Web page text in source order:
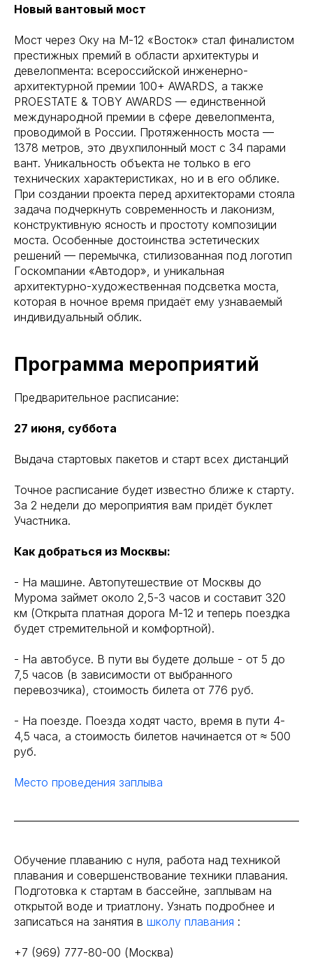
Новый вантовый мост
Мост через Оку на М-12 «Восток» стал финалистом
престижных премий в области архитектуры и
девелопмента: всероссийской инженерно-
архитектурной премии 100+ AWARDS, а также
PROESTATE & TOBY AWARDS — единственной
международной премии в сфере девелопмента,
проводимой в России. Протяженность моста —
1378 метров, это двухпилонный мост с 34 парами
вант. Уникальность объекта не только в его
технических характеристиках, но и в его облике.
При создании проекта перед архитекторами стояла
задача подчеркнуть современность и лаконизм,
конструктивную ясность и простоту композиции
моста. Особенные достоинства эстетических
решений — перемычка, стилизованная под логотип
Госкомпании «Автодор», и уникальная
архитектурно-художественная подсветка моста,
которая в ночное время придаёт ему узнаваемый
индивидуальный облик.
Программа мероприятий
Предварительное расписание:
27 июня, суббота
Выдача стартовых пакетов и старт всех дистанций
Точное расписание будет известно ближе к старту.
За 2 недели до мероприятия вам придёт буклет
Участника.
Как добраться из Москвы:
- На машине. Автопутешествие от Москвы до
Мурома займет около 2,5-3 часов и составит 320
км (Открыта платная дорога М-12 и теперь поездка
будет стремительной и комфортной).
- На автобусе. В пути вы будете дольше - от 5 до
7,5 часов (в зависимости от выбранного
перевозчика), стоимость билета от 776 руб.
- На поезде. Поезда ходят часто, время в пути 4-
4,5 часа, а стоимость билетов начинается от ≈ 500
руб.
Место проведения заплыва
Обучение плаванию с нуля, работа над техникой
плавания и совершенствование техники плавания.
Подготовка к стартам в бассейне, заплывам на
открытой воде и триатлону. Узнать подробнее и
записаться на занятия в школу плавания :
+7 (969) 777-80-00 (Москва)